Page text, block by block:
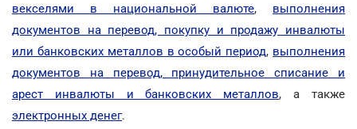
векселями в национальной валюте, выполнения
документов на перевод, покупку и продажу инвалюты
или банковских металлов в особый период, выполнения
документов на перевод, принудительное списание и
арест инвалюты и банковских металлов, а также
электронных денег.